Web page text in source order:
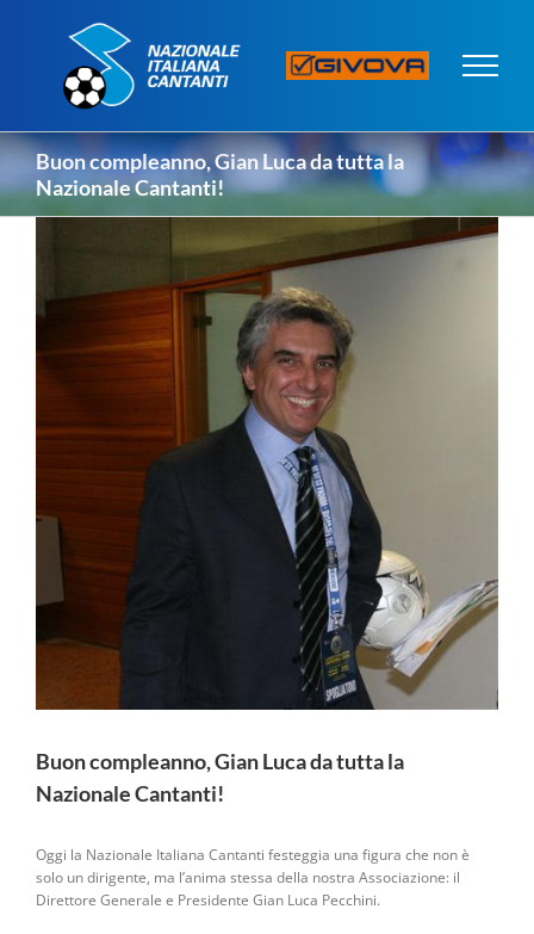
Buon compleanno, Gian Luca da tutta la
Nazionale Cantanti!
Buon compleanno, Gian Luca da tutta la
Nazionale Cantanti!
Oggi la Nazionale Italiana Cantanti festeggia una figura che non è
solo un dirigente, ma l’anima stessa della nostra Associazione: il
Direttore Generale e Presidente Gian Luca Pecchini.